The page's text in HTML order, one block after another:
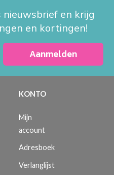
en krijg
en kortingen!
Aanmelden
KONTO
Mijn
account
Adresboek
Verlanglijst